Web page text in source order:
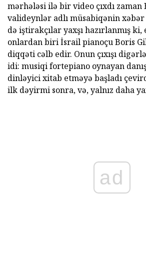
mərhələsi ilə bir video çıxdı
valideynlər adlı müsabiqənin
də iştirakçılar yaxşı hazırlanmış
onlardan biri İsrail pianoçu Boris
diqqəti cəlb edir. Onun çıxışı
idi: musiqi fortepiano oynayan
dinləyici xitab etməyə başladı
ilk dəyirmi sonra, və, yalnız daha
ad